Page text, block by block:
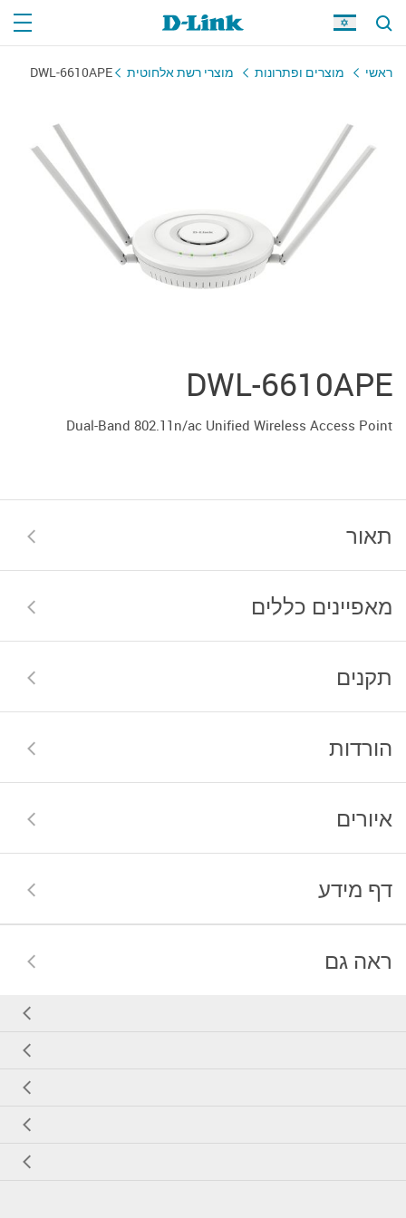
ראשי מוצרים ופתרונות מוצרי רשת אלחוטית DWL-6610APE
DWL-6610APE
Dual-Band 802.11n/ac Unified Wireless Access Point
תאור
מאפיינים כללים
תקנים
הורדות
איורים
דף מידע
ראה גם